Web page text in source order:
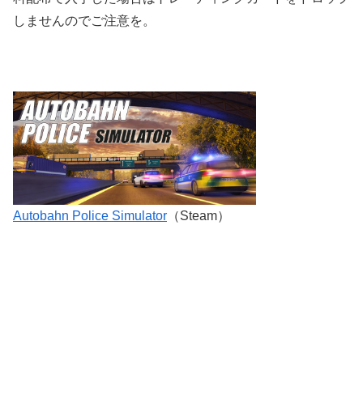
しませんのでご注意を。
Autobahn Police Simulator （Steam）